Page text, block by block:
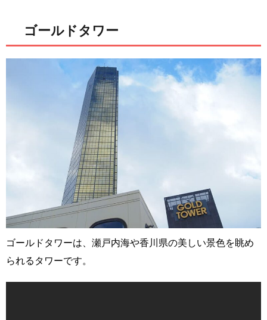
ゴールドタワー
ゴールドタワーは、瀬戸内海や香川県の美しい景色を眺め
られるタワーです。